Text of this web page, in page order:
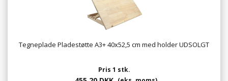
Tegneplade Pladestøtte A3+ 40x52,5 cm med holder UDSOLGT
Pris 1 stk.